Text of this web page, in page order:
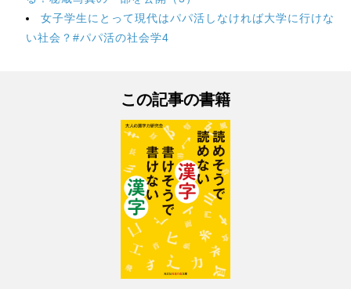
女子学生にとって現代はパパ活しなければ大学に行けな
い社会？#パパ活の社会学4
この記事の書籍